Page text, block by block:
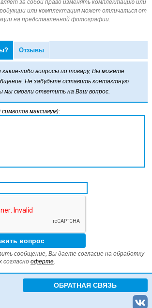
Отзывы
какие-либо вопросы по товару, Вы можете
Не забудьте оставить контактную
мы смогли ответить на Ваш вопрос.
символов максимум):
сообщение, Вы даете согласие на обработку
согласно оферте.
ОБРАТНАЯ СВЯЗЬ